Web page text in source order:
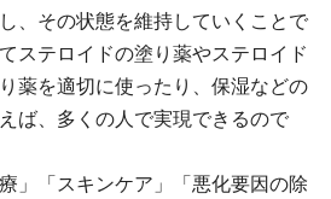
、その状態を維持していくことで
ステロイドの塗り薬やステロイド
薬を適切に使ったり、保湿などの
ば、多くの人で実現できるので
」「スキンケア」「悪化要因の除